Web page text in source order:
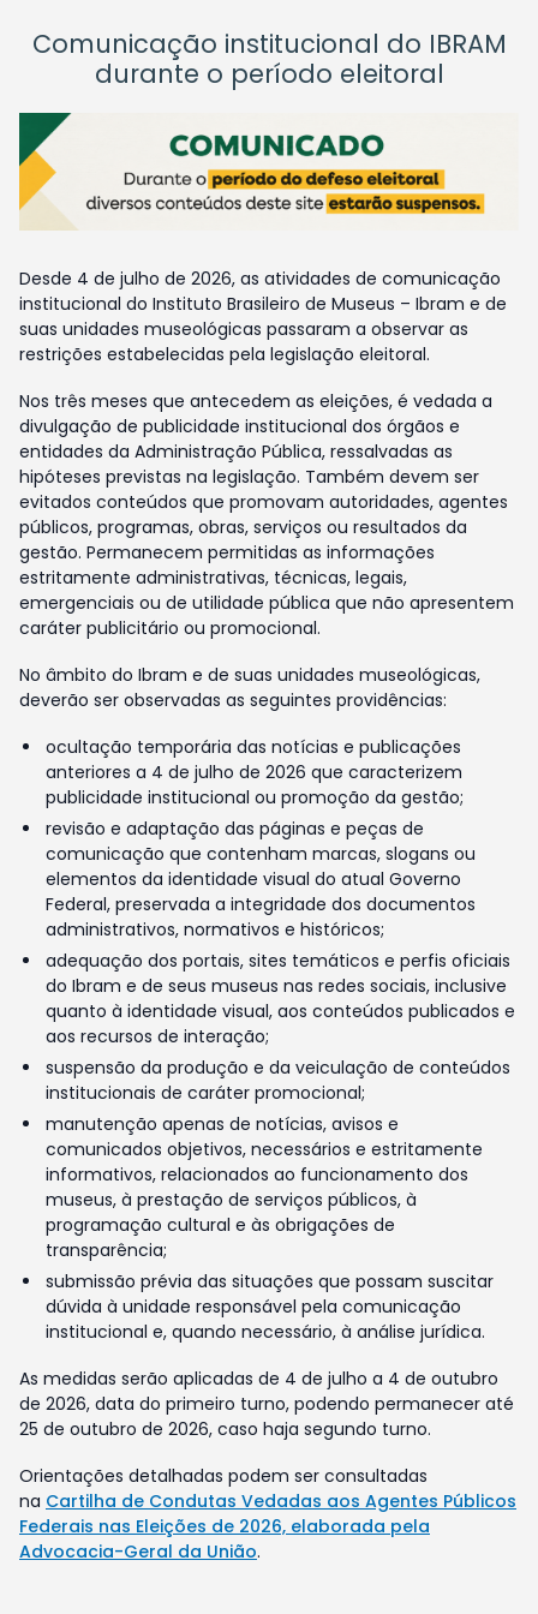
Comunicação institucional do IBRAM
durante o período eleitoral
Desde 4 de julho de 2026, as atividades de comunicação
institucional do Instituto Brasileiro de Museus – Ibram e de
suas unidades museológicas passaram a observar as
restrições estabelecidas pela legislação eleitoral.
Nos três meses que antecedem as eleições, é vedada a
divulgação de publicidade institucional dos órgãos e
entidades da Administração Pública, ressalvadas as
hipóteses previstas na legislação. Também devem ser
evitados conteúdos que promovam autoridades, agentes
públicos, programas, obras, serviços ou resultados da
gestão. Permanecem permitidas as informações
estritamente administrativas, técnicas, legais,
emergenciais ou de utilidade pública que não apresentem
caráter publicitário ou promocional.
No âmbito do Ibram e de suas unidades museológicas,
deverão ser observadas as seguintes providências:
ocultação temporária das notícias e publicações
anteriores a 4 de julho de 2026 que caracterizem
publicidade institucional ou promoção da gestão;
revisão e adaptação das páginas e peças de
comunicação que contenham marcas, slogans ou
elementos da identidade visual do atual Governo
Federal, preservada a integridade dos documentos
administrativos, normativos e históricos;
adequação dos portais, sites temáticos e perfis oficiais
do Ibram e de seus museus nas redes sociais, inclusive
quanto à identidade visual, aos conteúdos publicados e
aos recursos de interação;
suspensão da produção e da veiculação de conteúdos
institucionais de caráter promocional;
manutenção apenas de notícias, avisos e
comunicados objetivos, necessários e estritamente
informativos, relacionados ao funcionamento dos
museus, à prestação de serviços públicos, à
programação cultural e às obrigações de
transparência;
submissão prévia das situações que possam suscitar
dúvida à unidade responsável pela comunicação
institucional e, quando necessário, à análise jurídica.
As medidas serão aplicadas de 4 de julho a 4 de outubro
de 2026, data do primeiro turno, podendo permanecer até
25 de outubro de 2026, caso haja segundo turno.
Orientações detalhadas podem ser consultadas
na Cartilha de Condutas Vedadas aos Agentes Públicos
Federais nas Eleições de 2026, elaborada pela
Advocacia-Geral da União.